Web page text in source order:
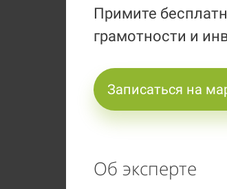
Примите
грамотности и
Записаться на
Об эксперте